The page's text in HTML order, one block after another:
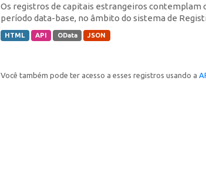
Os registros de capitais estrangeiros contemplam
período data-base, no âmbito do sistema de
HTML API OData JSON
Você também pode ter acesso a esses registros usando a